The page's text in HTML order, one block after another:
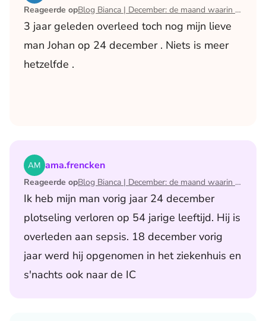
Reageerde op Blog Bianca | December: de maand waarin ik mijn man verloor
3 jaar geleden overleed toch nog mijn lieve
man Johan op 24 december . Niets is meer
hetzelfde .
ama.frencken
Reageerde op Blog Bianca | December: de maand waarin ik mijn man verloor
Ik heb mijn man vorig jaar 24 december
plotseling verloren op 54 jarige leeftijd. Hij is
overleden aan sepsis. 18 december vorig
jaar werd hij opgenomen in het ziekenhuis en
s'nachts ook naar de IC
Lees het artikel Blog Bianca | December: de maand